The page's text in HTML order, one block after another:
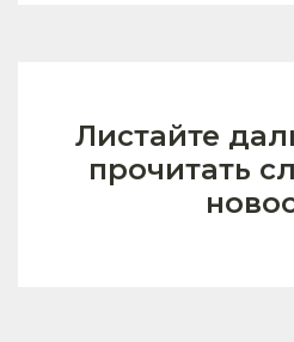
Листайте
прочитать